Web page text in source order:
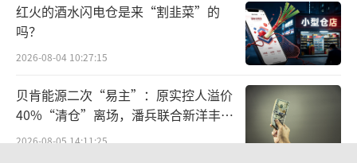
在美妆资深评论人、美云空间电商创始人
白云虎看来，作为功效护肤领域的头部企业，
贝泰妮洞察到了市场的机遇，并成功收获了早
期的红利，也推动企业成功上市。但在功效产
品赛道，核心竞争力是“持续和深度的科研创
新”，在“流量营销和价格内卷”的大环境
红火的酒水闪电仓是来“割韭菜”的
吗？
2026-08-04 10:27:15
贝肯能源二次“易主”：原实控人溢价
40%“清仓”离场，潘兵联合新洋丰、
宏科百世拟入主
2026-08-05 14:11:25